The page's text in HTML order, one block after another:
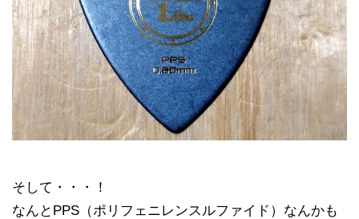
そして・・・！
なんとPPS（ポリフェニレンスルファイド）なんかも